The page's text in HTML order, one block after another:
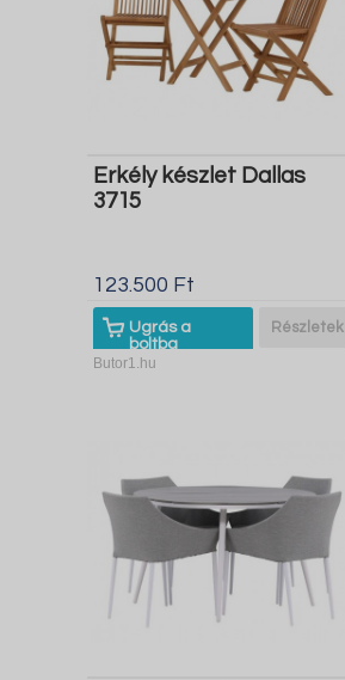
Erkély készlet Dallas
3715
123.500 Ft
Ugrás a
boltba
Részletek
Butor1.hu